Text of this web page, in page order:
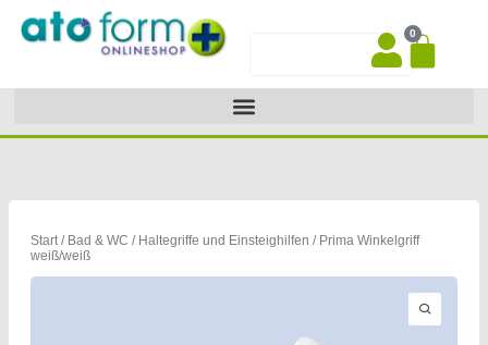
Inhalt
0
Start/ Bad & WC / Haltegriffe und Einsteighilfen / Prima Winkelgriff
weiß/weiß